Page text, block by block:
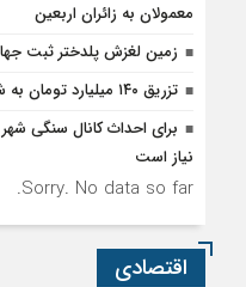
معمولان به زائران اربعین
زمین لغزش پلدختر ثبت
تزریق ۱۴۰ میلیارد تومان به شبکه آب‌رسانی پلدختر
نیاز است
Sorry. No data so far.
اقتصادی